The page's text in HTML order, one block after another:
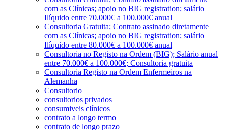
com as Clínicas; apoio no BIG registration; salário
Ilíquido entre 70.000€ a 100.000€ anual
Consultoria Gratuita; Contrato assinado diretamente
com as Clínicas; apoio no BIG registration; salário
Ilíquido entre 80.000€ a 100.000€ anual
Consultoria no Registo na Ordem (BIG); Salário anual
entre 70.000€ a 100.000€; Consultoria gratuita
Consultoria Registo na Ordem Enfermeiros na
Alemanha
Consultorio
consultorios privados
consumiveis clínicos
contrato a longo termo
contrato de longo prazo